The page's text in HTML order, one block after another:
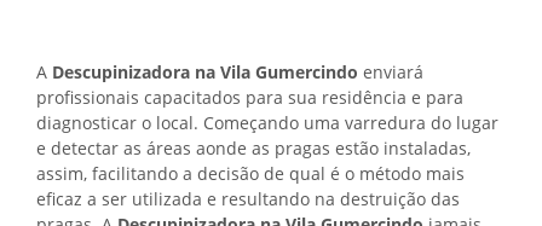
A Descupinizadora na Vila Gumercindo enviará
profissionais capacitados para sua residência e para
diagnosticar o local. Começando uma varredura do lugar
e detectar as áreas aonde as pragas estão instaladas,
assim, facilitando a decisão de qual é o método mais
eficaz a ser utilizada e resultando na destruição das